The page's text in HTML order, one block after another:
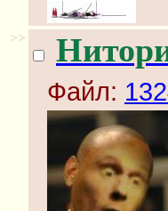
>>
Файл: